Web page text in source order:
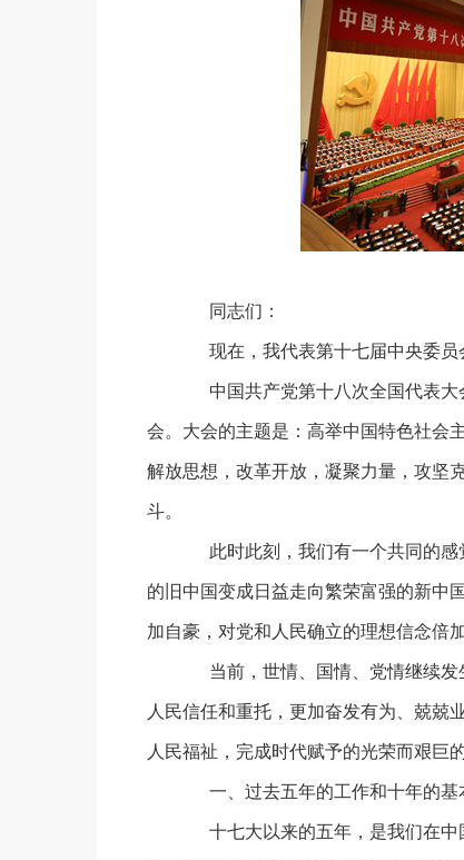
同志们：
现在，我代表第十七届中央委员
中国共产党第十八次全国代表大
会。大会的主题是：高举中国特色社会
解放思想，改革开放，凝聚力量，攻坚
斗。
此时此刻，我们有一个共同的感
的旧中国变成日益走向繁荣富强的新中
加自豪，对党和人民确立的理想信念倍
当前，世情、国情、党情继续发
人民信任和重托，更加奋发有为、兢兢
人民福祉，完成时代赋予的光荣而艰巨的
一、过去五年的工作和十年的基
十七大以来的五年，是我们在中